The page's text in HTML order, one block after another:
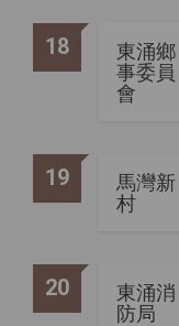
18
東涌鄉
事委員
會
19
馬灣新
村
20
東涌消
防局